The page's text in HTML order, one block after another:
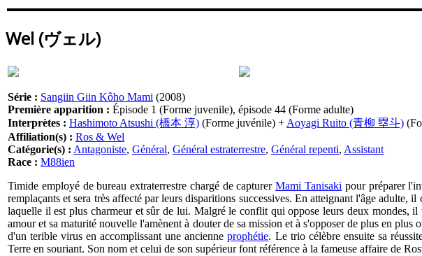
Wel (ヴェル)
Série : Sangiin Giin Kôho Mami (2008)
Première apparition : Épisode 1 (Forme juvenile), épisode 44 (Forme adulte)
Interprètes : Hashimoto Atsushi (橋本 淳) (Forme juvénile) +Aoyagi Ruito (青柳 塁斗)
Affiliation(s) : Ros & Wel
Catégorie(s) : Antagoniste, Général, Général estraterrestre, Général repenti, Assistant
Race : M88ien
Timide employé de bureau extraterrestre chargé de capturerMami Tanisakipour préparer
remplaçants et sera très affecté par leurs disparitions successives. En atteignant l'âge adulte,
laquelle il est plus charmeur et sûr de lui. Malgré le conflit qui oppose leurs deux mondes,
amour et sa maturité nouvelle l'amènent à douter de sa mission et à s'opposer de plus en plus
d'un terible virus en accomplissant une ancienneprophétie. Le trio célèbre ensuite sa
Terre en souriant. Son nom et celui de son supérieur font référence à la fameuse affaire de